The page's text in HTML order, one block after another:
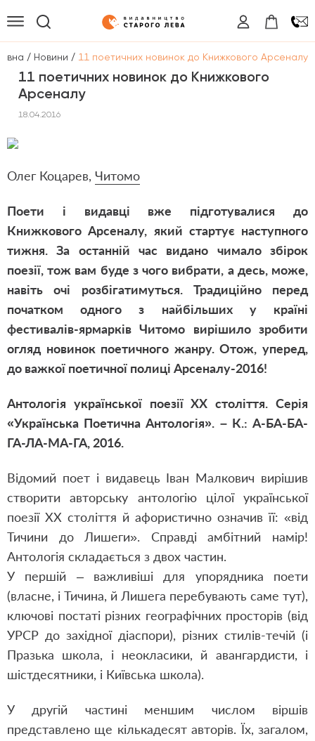
/ Новини / 11 поетичних новинок до Книжкового Арсеналу
11 поетичних новинок до Книжкового
Арсеналу
18.04.2016
Олег Коцарев, Читомо
Поети і видавці вже підготувалися до
Книжкового Арсеналу, який стартує наступного
тижня. За останній час видано чимало збірок
поезії, тож вам буде з чого вибрати, а десь, може,
навіть очі розбігатимуться. Традиційно перед
початком одного з найбільших у країні
фестивалів-ярмарків Читомо вирішило зробити
огляд новинок поетичного жанру. Отож, уперед,
до важкої поетичної полиці Арсеналу-2016!
Антологія української поезії ХХ століття. Серія
«Українська Поетична Антологія». – К.: А-БА-БА-
ГА-ЛА-МА-ГА, 2016.
Відомий поет і видавець Іван Малкович вирішив
створити авторську антологію цілої української
поезії ХХ століття й афористично означив її: «від
Тичини до Лишеги». Справді амбітний намір!
Антологія складається з двох частин.
У першій – важливіші для упорядника поети
(власне, і Тичина, й Лишега перебувають саме тут),
ключові постаті різних географічних просторів (від
УРСР до західної діаспори), різних стилів-течій (і
Празька школа, і неокласики, й авангардисти, і
шістдесятники, і Київська школа).
У другій частині меншим числом віршів
представлено ще кількадесят авторів. Їх, загалом,